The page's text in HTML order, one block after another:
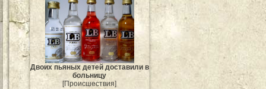
Двоих пьяных детей доставили в
больницу
[Происшествия]